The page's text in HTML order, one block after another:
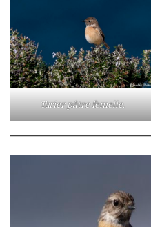
Tarier pâtre femelle.